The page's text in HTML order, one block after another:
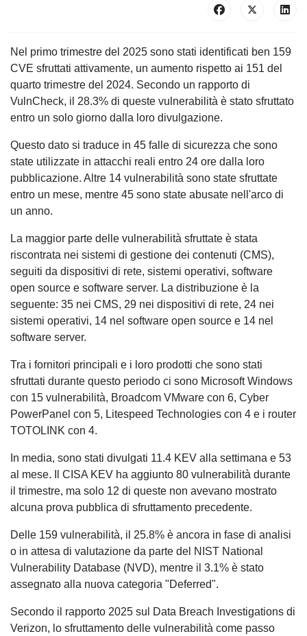
Nel primo trimestre del 2025 sono stati identificati ben 159
CVE sfruttati attivamente, un aumento rispetto ai 151 del
quarto trimestre del 2024. Secondo un rapporto di
VulnCheck, il 28.3% di queste vulnerabilità è stato sfruttato
entro un solo giorno dalla loro divulgazione.
Questo dato si traduce in 45 falle di sicurezza che sono
state utilizzate in attacchi reali entro 24 ore dalla loro
pubblicazione. Altre 14 vulnerabilità sono state sfruttate
entro un mese, mentre 45 sono state abusate nell'arco di
un anno.
La maggior parte delle vulnerabilità sfruttate è stata
riscontrata nei sistemi di gestione dei contenuti (CMS),
seguiti da dispositivi di rete, sistemi operativi, software
open source e software server. La distribuzione è la
seguente: 35 nei CMS, 29 nei dispositivi di rete, 24 nei
sistemi operativi, 14 nel software open source e 14 nel
software server.
Tra i fornitori principali e i loro prodotti che sono stati
sfruttati durante questo periodo ci sono Microsoft Windows
con 15 vulnerabilità, Broadcom VMware con 6, Cyber
PowerPanel con 5, Litespeed Technologies con 4 e i router
TOTOLINK con 4.
In media, sono stati divulgati 11.4 KEV alla settimana e 53
al mese. Il CISA KEV ha aggiunto 80 vulnerabilità durante
il trimestre, ma solo 12 di queste non avevano mostrato
alcuna prova pubblica di sfruttamento precedente.
Delle 159 vulnerabilità, il 25.8% è ancora in fase di analisi
o in attesa di valutazione da parte del NIST National
Vulnerability Database (NVD), mentre il 3.1% è stato
assegnato alla nuova categoria "Deferred".
Secondo il rapporto 2025 sul Data Breach Investigations di
Verizon, lo sfruttamento delle vulnerabilità come passo